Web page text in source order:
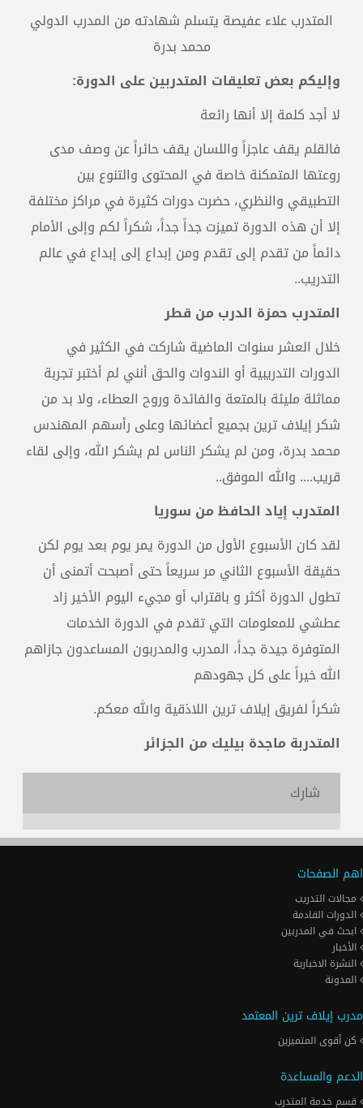
المتدرب علاء عفيصة يتسلم شهادته من المدرب الدولي
محمد بدرة
وإليكم بعض تعليقات المتدربين على الدورة:
لا أجد كلمة إلا أنها رائعة
فالقلم يقف عاجزاً واللسان يقف حائراً عن وصف مدى
روعتها المتمكنة خاصة في المحتوى والتنوع بين
التطبيقي والنظري، حضرت دورات كثيرة في مراكز مختلفة
إلا أن هذه الدورة تميزت جداً جداً، شكراً لكم وإلى الأمام
دائماً من تقدم إلى تقدم ومن إبداع إلى إبداع في عالم
التدريب..
المتدرب حمزة الدرب من قطر
خلال العشر سنوات الماضية شاركت في الكثير في
الدورات التدريبية أو الندوات والحق أنني لم أختبر تجربة
مماثلة مليئة بالمتعة والفائدة وروح العطاء، ولا بد من
شكر إيلاف ترين بجميع أعضائها وعلى رأسهم المهندس
محمد بدرة، ومن لم يشكر الناس لم يشكر الله، وإلى لقاء
قريب.... والله الموفق..
المتدرب إياد الحافظ من سوريا
لقد كان الأسبوع الأول من الدورة يمر يوم بعد يوم لكن
حقيقة الأسبوع الثاني مر سريعاً حتى أصبحت أتمنى أن
تطول الدورة أكثر و باقتراب أو مجيء اليوم الأخير زاد
عطشي للمعلومات التي تقدم في الدورة الخدمات
المتوفرة جيدة جداً، المدرب والمدربون المساعدون جازاهم
الله خيراً على كل جهودهم
شكراً لفريق إيلاف ترين اللاذقية والله معكم.
المتدربة ماجدة بيليك من الجزائر
شارك
اهم الصفحات
مجالات التدريب
الدورات القادمة
ابحث في المدربين
الأخبار
النشرة الاخبارية
المدونة
مدرب إيلاف ترين المعتمد
كن أقوى المتميزين
الدعم والمساعدة
قسم خدمة المتدرب